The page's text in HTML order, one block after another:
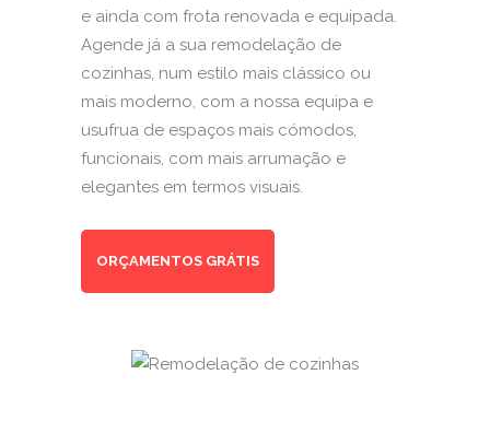
e ainda com frota renovada e equipada.
Agende já a sua remodelação de
cozinhas, num estilo mais clássico ou
mais moderno, com a nossa equipa e
usufrua de espaços mais cómodos,
funcionais, com mais arrumação e
elegantes em termos visuais.
ORÇAMENTOS GRÁTIS